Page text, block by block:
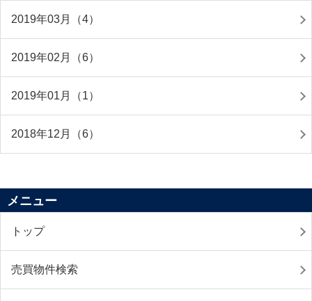
2019年03月（4）
2019年02月（6）
2019年01月（1）
2018年12月（6）
メニュー
トップ
売買物件検索